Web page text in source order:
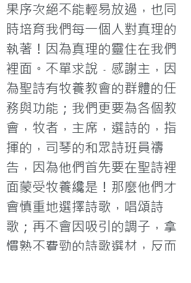
果序次絕不能輕易放過，也同
時培育我們每一個人對真理的
執著！因為真理的靈住在我們
裡面。不單求說﹣感謝主，因
為聖詩有牧養教會的群體的任
務與功能；我們更要為各個教
會，牧者，主席，選詩的，指
揮的，司琴的和眾詩班員禱
告，因為他們首先要在聖詩裡
面蒙受牧養纔是！那麼他們才
會慎重地選擇詩歌，唱頌詩
歌；再不會因吸引的調子，拿
慣熟不費勁的詩歌選材，反而